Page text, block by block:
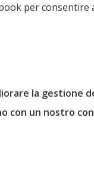
per
la gestione
con un nostro